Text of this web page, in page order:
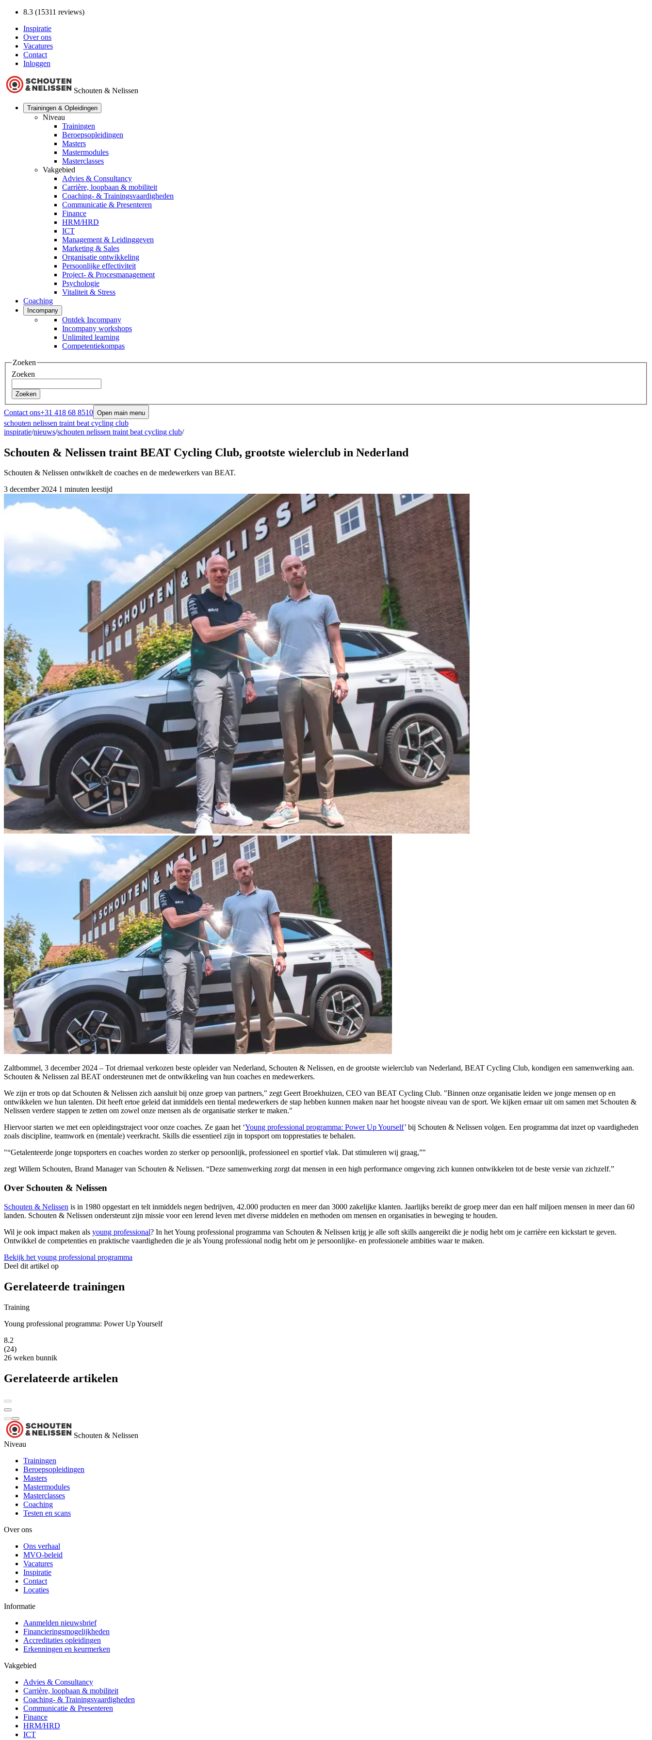
8.3 (15311 reviews)
Inspiratie
Over ons
Vacatures
Contact
Inloggen
Schouten & Nelissen
Trainingen & Opleidingen
Niveau
Trainingen
Beroepsopleidingen
Masters
Mastermodules
Masterclasses
Vakgebied
Advies & Consultancy
Carrière, loopbaan & mobiliteit
Coaching- & Trainingsvaardigheden
Communicatie & Presenteren
Finance
HRM/HRD
ICT
Management & Leidinggeven
Marketing & Sales
Organisatie ontwikkeling
Persoonlijke effectiviteit
Project- & Procesmanagement
Psychologie
Vitaliteit & Stress
Coaching
Incompany
Ontdek Incompany
Incompany workshops
Unlimited learning
Competentiekompas
Zoeken
Zoeken
Zoeken
Contact ons+31 418 68 8510 Open main menu
schouten nelissen traint beat cycling club
inspiratie/nieuws/schouten nelissen traint beat cycling club/
Schouten & Nelissen traint BEAT Cycling Club, grootste wielerclub in Nederland
Schouten & Nelissen ontwikkelt de coaches en de medewerkers van BEAT.
3 december 2024 1 minuten leestijd
Zaltbommel, 3 december 2024 – Tot driemaal verkozen beste opleider van Nederland, Schouten & Nelissen, en de grootste wielerclub van Nederland, BEAT Cycling Club, kondigen een samenwerking aan.
Schouten & Nelissen zal BEAT ondersteunen met de ontwikkeling van hun coaches en medewerkers.
We zijn er trots op dat Schouten & Nelissen zich aansluit bij onze groep van partners," zegt Geert Broekhuizen, CEO van BEAT Cycling Club. "Binnen onze organisatie leiden we jonge mensen op en
ontwikkelen we hun talenten. Dit heeft ertoe geleid dat inmiddels een tiental medewerkers de stap hebben kunnen maken naar het hoogste niveau van de sport. We kijken ernaar uit om samen met Schouten &
Nelissen verdere stappen te zetten om zowel onze mensen als de organisatie sterker te maken."
Hiervoor starten we met een opleidingstraject voor onze coaches. Ze gaan het ‘Young professional programma: Power Up Yourself’ bij Schouten & Nelissen volgen. Een programma dat inzet op vaardigheden
zoals discipline, teamwork en (mentale) veerkracht. Skills die essentieel zijn in topsport om topprestaties te behalen.
"“Getalenteerde jonge topsporters en coaches worden zo sterker op persoonlijk, professioneel en sportief vlak. Dat stimuleren wij graag,”"
zegt Willem Schouten, Brand Manager van Schouten & Nelissen. “Deze samenwerking zorgt dat mensen in een high performance omgeving zich kunnen ontwikkelen tot de beste versie van zichzelf.”
Over Schouten & Nelissen
Schouten & Nelissen is in 1980 opgestart en telt inmiddels negen bedrijven, 42.000 producten en meer dan 3000 zakelijke klanten. Jaarlijks bereikt de groep meer dan een half miljoen mensen in meer dan 60
landen. Schouten & Nelissen ondersteunt zijn missie voor een lerend leven met diverse middelen en methoden om mensen en organisaties in beweging te houden.
Wil je ook impact maken als young professional? In het Young professional programma van Schouten & Nelissen krijg je alle soft skills aangereikt die je nodig hebt om je carrière een kickstart te geven.
Ontwikkel de competenties en praktische vaardigheden die je als Young professional nodig hebt om je persoonlijke- en professionele ambities waar te maken.
Bekijk het young professional programma
Deel dit artikel op
Gerelateerde trainingen
Training
Young professional programma: Power Up Yourself
8.2
(24)
26 weken bunnik
Gerelateerde artikelen
Schouten & Nelissen
Niveau
Trainingen
Beroepsopleidingen
Masters
Mastermodules
Masterclasses
Coaching
Testen en scans
Over ons
Ons verhaal
MVO-beleid
Vacatures
Inspiratie
Contact
Locaties
Informatie
Aanmelden nieuwsbrief
Financieringsmogelijkheden
Accreditaties opleidingen
Erkenningen en keurmerken
Vakgebied
Advies & Consultancy
Carrière, loopbaan & mobiliteit
Coaching- & Trainingsvaardigheden
Communicatie & Presenteren
Finance
HRM/HRD
ICT